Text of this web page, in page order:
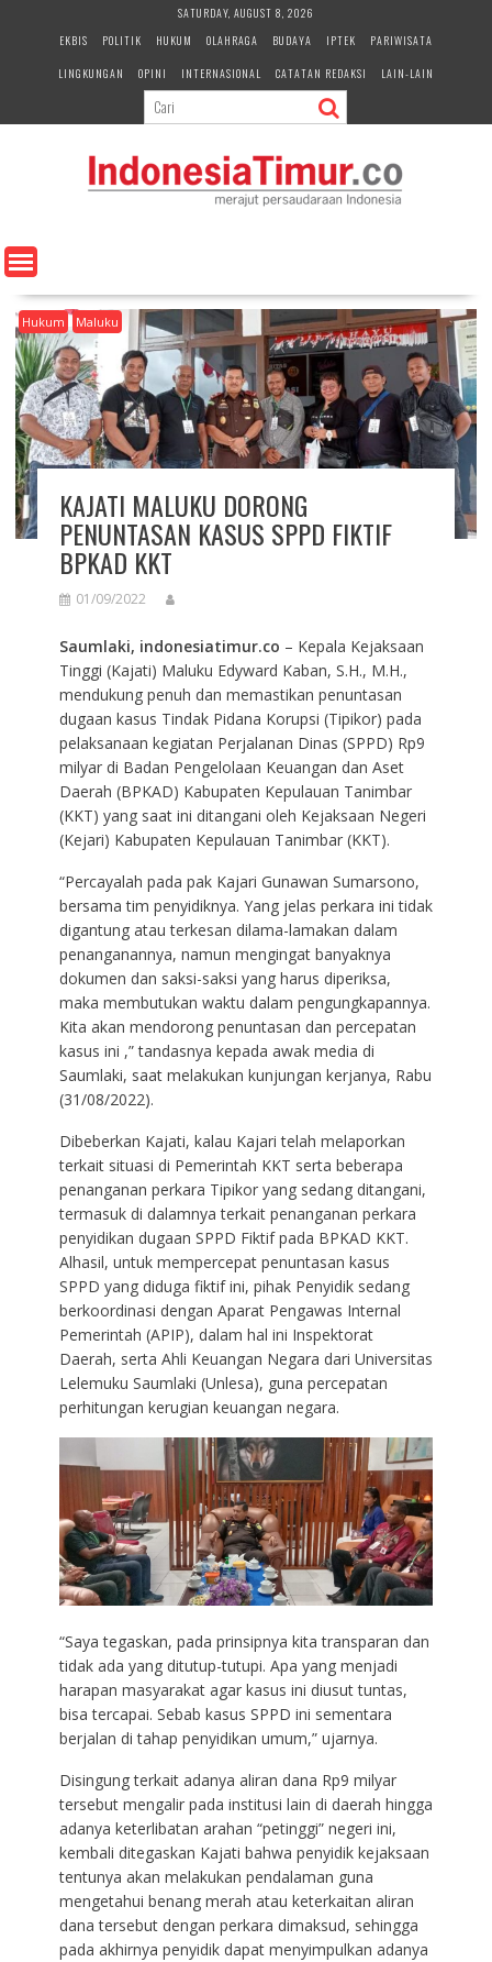
e
n
SATURDAY, AUGUST 8, 2026
EKBIS
POLITIK HUKUM OLAHRAGA BUDAYA IPTEK
PARIWISATA
LINGKUNGAN
OPINI INTERNASIONAL CATATAN REDAKSI LAIN-LAIN
Hukum Maluku
KAJATI MALUKU DORONG
PENUNTASAN KASUS SPPD FIKTIF
BPKAD KKT
01/09/2022
Saumlaki, indonesiatimur.co – Kepala Kejaksaan
Tinggi (Kajati) Maluku Edyward Kaban, S.H., M.H.,
mendukung penuh dan memastikan penuntasan
dugaan kasus Tindak Pidana Korupsi (Tipikor) pada
pelaksanaan kegiatan Perjalanan Dinas (SPPD) Rp9
milyar di Badan Pengelolaan Keuangan dan Aset
Daerah (BPKAD) Kabupaten Kepulauan Tanimbar
(KKT) yang saat ini ditangani oleh Kejaksaan Negeri
(Kejari) Kabupaten Kepulauan Tanimbar (KKT).
“Percayalah pada pak Kajari Gunawan Sumarsono,
bersama tim penyidiknya. Yang jelas perkara ini tidak
digantung atau terkesan dilama-lamakan dalam
penanganannya, namun mengingat banyaknya
dokumen dan saksi-saksi yang harus diperiksa,
maka membutukan waktu dalam pengungkapannya.
Kita akan mendorong penuntasan dan percepatan
kasus ini ,” tandasnya kepada awak media di
Saumlaki, saat melakukan kunjungan kerjanya, Rabu
(31/08/2022).
Dibeberkan Kajati, kalau Kajari telah melaporkan
terkait situasi di Pemerintah KKT serta beberapa
penanganan perkara Tipikor yang sedang ditangani,
termasuk di dalamnya terkait penanganan perkara
penyidikan dugaan SPPD Fiktif pada BPKAD KKT.
Alhasil, untuk mempercepat penuntasan kasus
SPPD yang diduga fiktif ini, pihak Penyidik sedang
berkoordinasi dengan Aparat Pengawas Internal
Pemerintah (APIP), dalam hal ini Inspektorat
Daerah, serta Ahli Keuangan Negara dari Universitas
Lelemuku Saumlaki (Unlesa), guna percepatan
perhitungan kerugian keuangan negara.
“Saya tegaskan, pada prinsipnya kita transparan dan
tidak ada yang ditutup-tutupi. Apa yang menjadi
harapan masyarakat agar kasus ini diusut tuntas,
bisa tercapai. Sebab kasus SPPD ini sementara
berjalan di tahap penyidikan umum,” ujarnya.
Disingung terkait adanya aliran dana Rp9 milyar
tersebut mengalir pada institusi lain di daerah hingga
adanya keterlibatan arahan “petinggi” negeri ini,
kembali ditegaskan Kajati bahwa penyidik kejaksaan
tentunya akan melakukan pendalaman guna
mengetahui benang merah atau keterkaitan aliran
dana tersebut dengan perkara dimaksud, sehingga
pada akhirnya penyidik dapat menyimpulkan adanya